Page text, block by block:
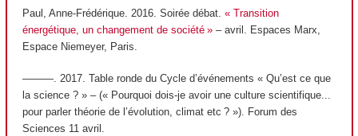
Paul, Anne-Frédérique. 2016. Soirée débat. « Transition
énergétique, un changement de société » – avril. Espaces Marx,
Espace Niemeyer, Paris.
———. 2017. Table ronde du Cycle d’événements « Qu’est ce que
la science ? » – (« Pourquoi dois-je avoir une culture scientifique...
pour parler théorie de l’évolution, climat etc ? »). Forum des
Sciences 11 avril.